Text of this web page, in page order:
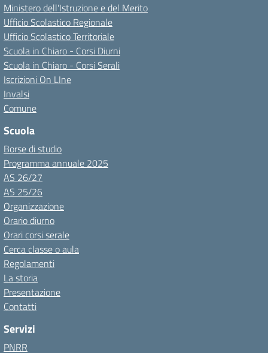
Ministero dell'Istruzione e del Merito
Ufficio Scolastico Regionale
Ufficio Scolastico Territoriale
Scuola in Chiaro - Corsi Diurni
Scuola in Chiaro - Corsi Serali
Iscrizioni On LIne
Invalsi
Comune
Scuola
Borse di studio
Programma annuale 2025
AS 26/27
AS 25/26
Organizzazione
Orario diurno
Orari corsi serale
Cerca classe o aula
Regolamenti
La storia
Presentazione
Contatti
Servizi
PNRR